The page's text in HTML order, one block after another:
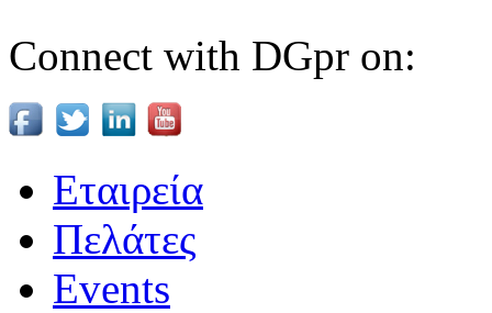
Connect with DGpr on:
Εταιρεία
Πελάτες
Events